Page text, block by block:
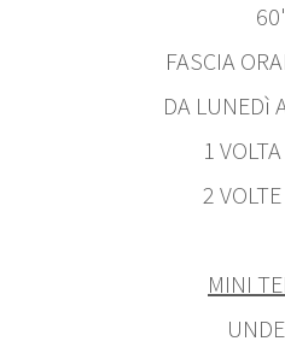
60'
FASCIA
DA LUNEDì
1
2
MINI